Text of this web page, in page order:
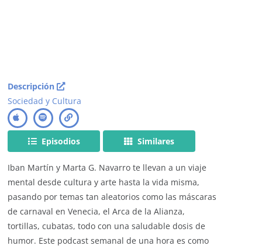
Descripción
Sociedad y Cultura
Episodios Similares
Iban Martín y Marta G. Navarro te llevan a un viaje
mental desde cultura y arte hasta la vida misma,
pasando por temas tan aleatorios como las máscaras
de carnaval en Venecia, el Arca de la Alianza,
tortillas, cubatas, todo con una saludable dosis de
humor. Este podcast semanal de una hora es como